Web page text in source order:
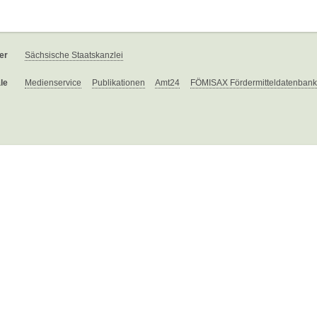
Sächsische Staatskanzlei
Medienservice Publikationen Amt24 FÖMISAX Fördermitteldatenbank